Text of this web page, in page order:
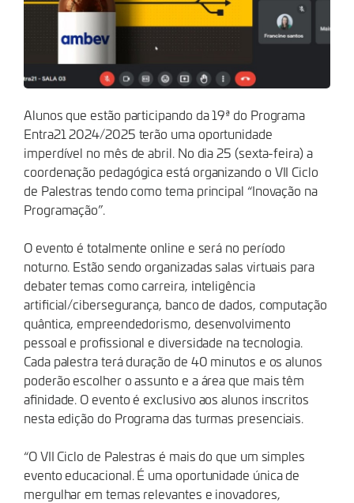
Alunos que estão participando da 19ª do Programa
Entra21 2024/2025 terão uma oportunidade
imperdível no mês de abril. No dia 25 (sexta-feira) a
coordenação pedagógica está organizando o VII Ciclo
de Palestras tendo como tema principal “Inovação na
Programação”.
O evento é totalmente online e será no período
noturno. Estão sendo organizadas salas virtuais para
debater temas como carreira, inteligência
artificial/cibersegurança, banco de dados, computação
quântica, empreendedorismo, desenvolvimento
pessoal e profissional e diversidade na tecnologia.
Cada palestra terá duração de 40 minutos e os alunos
poderão escolher o assunto e a área que mais têm
afinidade. O evento é exclusivo aos alunos inscritos
nesta edição do Programa das turmas presenciais.
“O VII Ciclo de Palestras é mais do que um simples
evento educacional. É uma oportunidade única de
mergulhar em temas relevantes e inovadores,